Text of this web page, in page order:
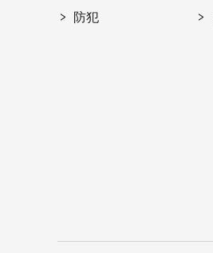
防犯